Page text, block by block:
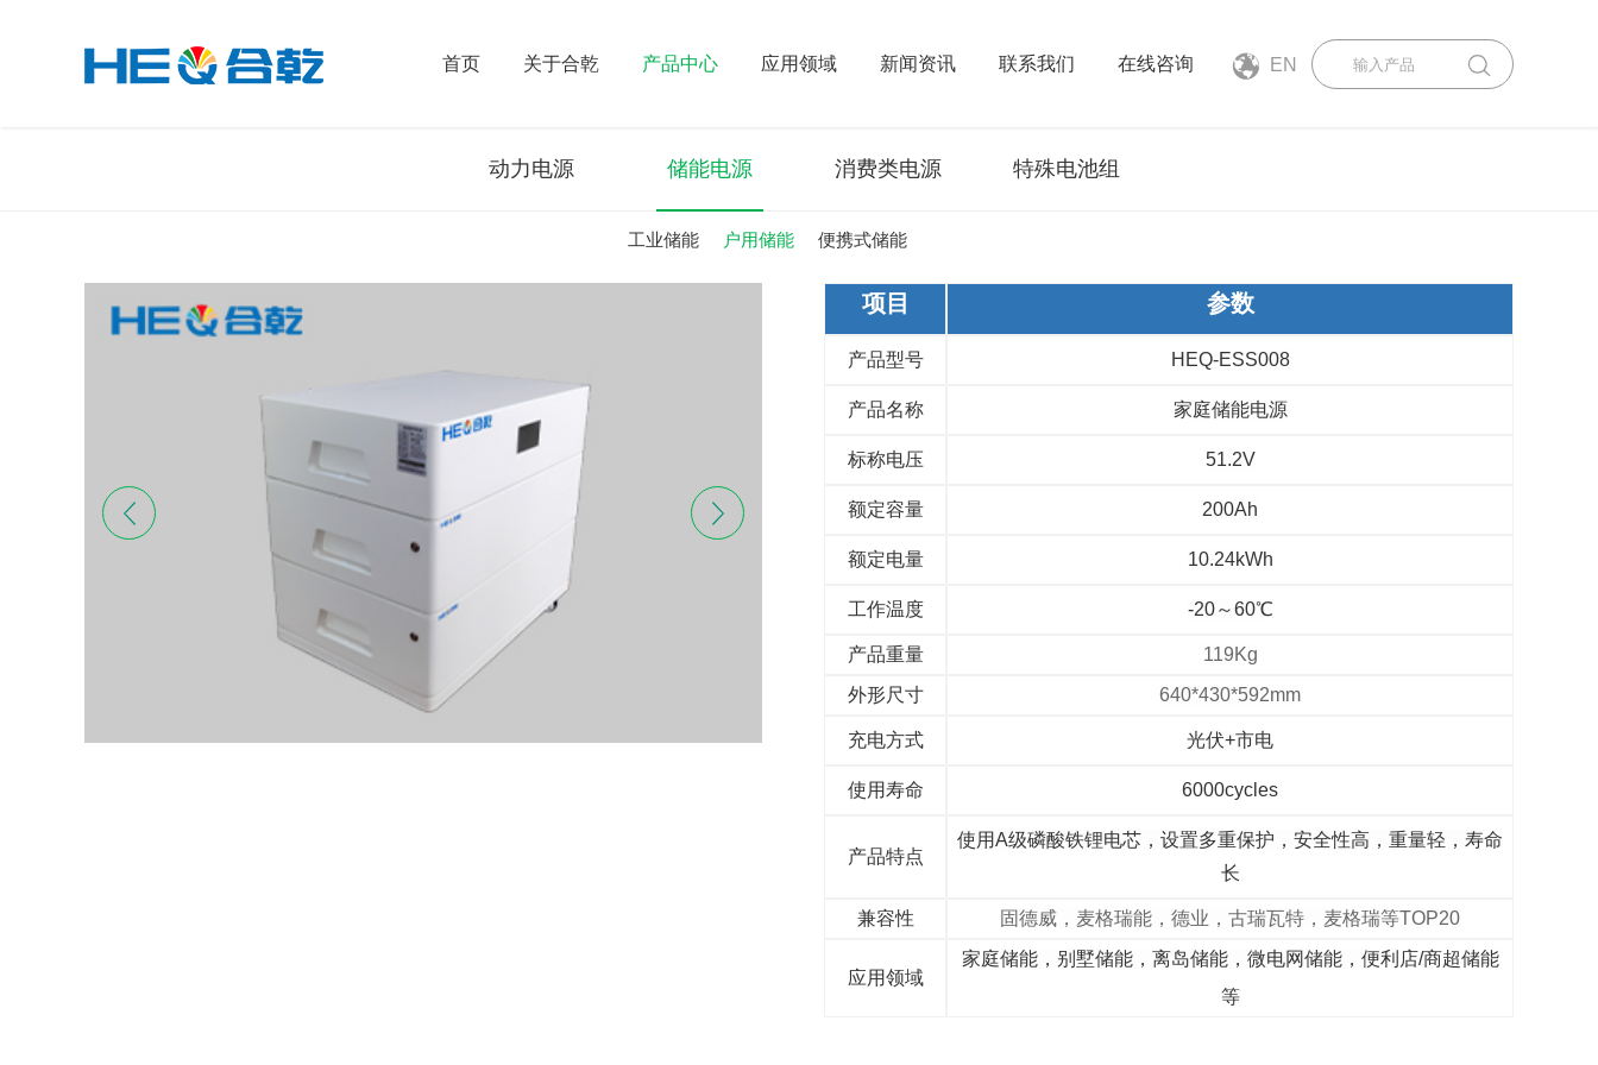
首页 关于合乾 产品中心 应用领域 新闻资讯 联系我们 在线咨询 EN
动力电源 储能电源
工业储能 户用储能 便携式储能
消费类电源 特殊电池组
项目 参数
产品型号 HEQ-ESS008
产品名称 家庭储能电源
标称电压 51.2V
额定容量 200Ah
额定电量 10.24kWh
工作温度 -20～60℃
产品重量
119Kg
外形尺寸
640*430*592mm
充电方式 光伏+市电
使用寿命 6000cycles
产品特点
使用A级磷酸铁锂电芯，设置多重保护，安全性高，重量轻，寿命
长
兼容性 固德威，麦格瑞能，德业，古瑞瓦特，麦格瑞等TOP20
应用领域
家庭储能，别墅储能，离岛储能，微电网储能，便利店/商超储能
等